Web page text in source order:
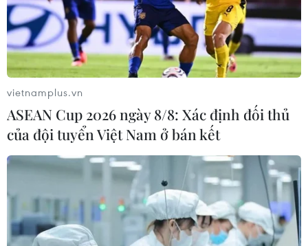
vietnamplus.vn
ASEAN Cup 2026 ngày 8/8: Xác định đối thủ
của đội tuyển Việt Nam ở bán kết